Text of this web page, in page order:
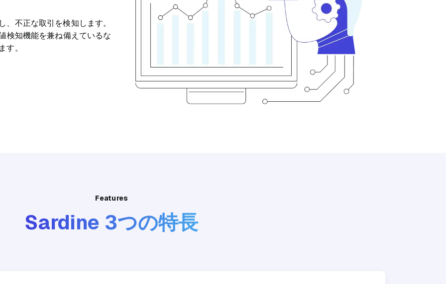
不正な取引を検知します。
検知機能を兼ね備えているな
す。
Features
Sardine 3つの特長